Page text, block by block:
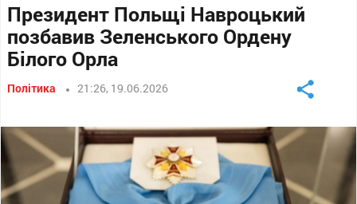
Президент Польщі Навроцький
позбавив Зеленського Ордену
Білого Орла
Політика 21:26, 19.06.2026